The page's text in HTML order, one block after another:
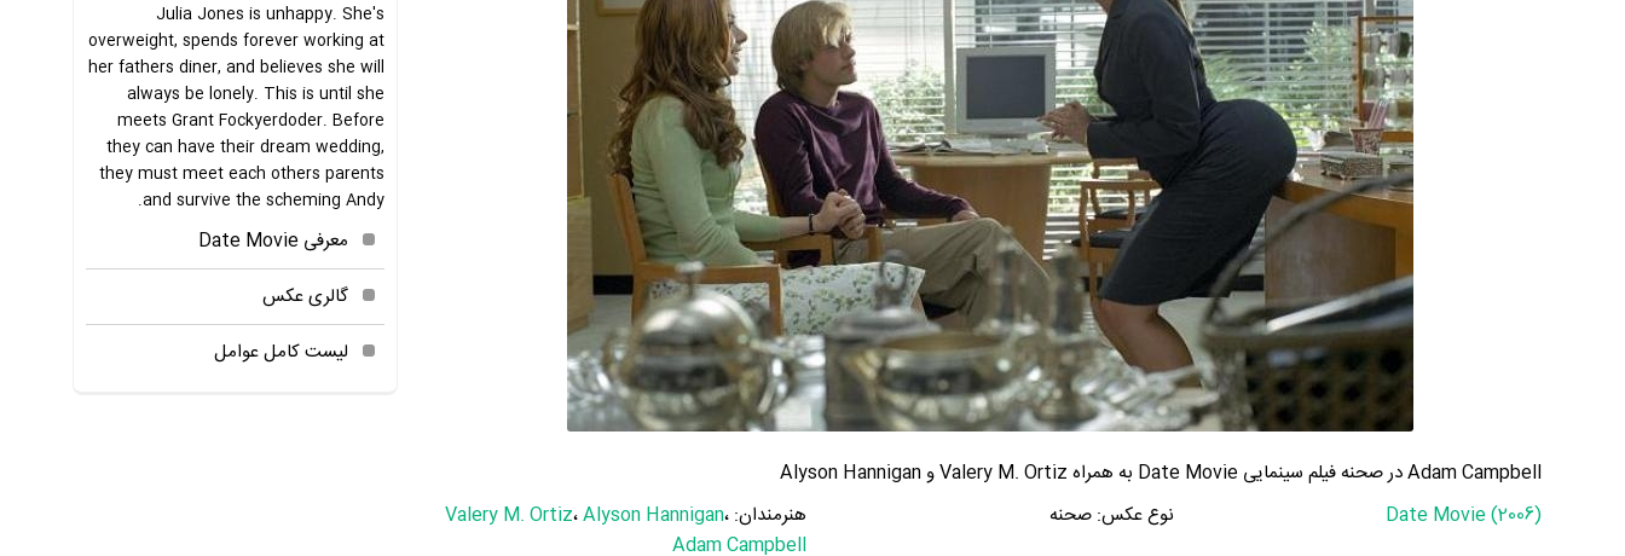
Adam Campbell در صحنه فیلم سینمایی Date Movie به همراه Valery M. Ortiz و Alyson Hannigan
Date Movie (2006)
نوع عکس:صحنه هنرمندان: Valery M. Ortiz،Alyson Hannigan،
Adam Campbell
Julia Jones is unhappy. She's
overweight, spends forever working at
her fathers diner, and believes she will
always be lonely. This is until she
meets Grant Fockyerdoder. Before
they can have their dream wedding,
they must meet each others parents
and survive the scheming Andy.
معرفی Date Movie
گالری عکس
لیست کامل عوامل